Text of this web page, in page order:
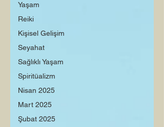
Yaşam
Reiki
Kişisel Gelişim
Seyahat
Sağlıklı Yaşam
Spiritüalizm
Nisan 2025
Mart 2025
Şubat 2025